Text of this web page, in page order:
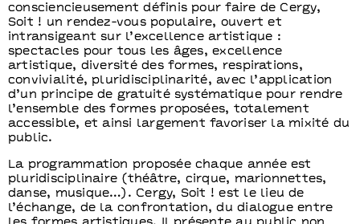
consciencieusement définis pour faire de Cergy,
Soit ! un rendez-vous populaire, ouvert et
intransigeant sur l’excellence artistique :
spectacles pour tous les âges, excellence
artistique, diversité des formes, respirations,
convivialité, pluridisciplinarité, avec l’application
d’un principe de gratuité systématique pour rendre
l’ensemble des formes proposées, totalement
accessible, et ainsi largement favoriser la mixité du
public.
La programmation proposée chaque année est
pluridisciplinaire (théâtre, cirque, marionnettes,
danse, musique…). Cergy, Soit ! est le lieu de
l’échange, de la confrontation, du dialogue entre